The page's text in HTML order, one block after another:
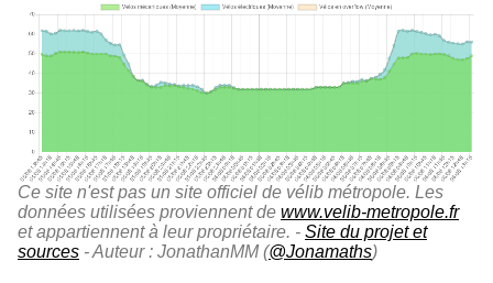
Ce site n'est pas un site officiel de vélib métropole. Les
données utilisées proviennent de www.velib-metropole.fr
et appartiennent à leur propriétaire. - Site du projet et
sources - Auteur : JonathanMM (@Jonamaths)